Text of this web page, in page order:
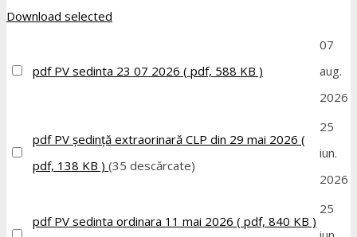
Download selected
pdf PV sedinta 23 07 2026 ( pdf, 588 KB )
07
aug.
2026
pdf PV ședință extraorinară CLP din 29 mai 2026 (
pdf, 138 KB ) (35 descărcate)
25
iun.
2026
pdf PV sedinta ordinara 11 mai 2026 ( pdf, 840 KB )
25